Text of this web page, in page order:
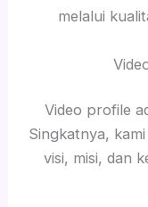
melalui
Video profile
Singkatnya,
visi, misi, dan